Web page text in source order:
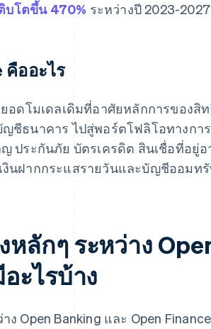
บโตขึ้น 470% ระหว่างปี 2023-2027
คืออะไร
อดโมเดลเดิมที่อาศัยหลักการของ
ชีธนาคาร ไปสู่พอร์ตโฟลิโอทางกา
ญ ประกันภัย บัตรเครดิต สินเชื่อที่อยู่
นฝากกระแสรายวันและบัญชีออมท
ลักๆ ระหว่าง
ะไรบ้าง
ง Open Banking และ Open